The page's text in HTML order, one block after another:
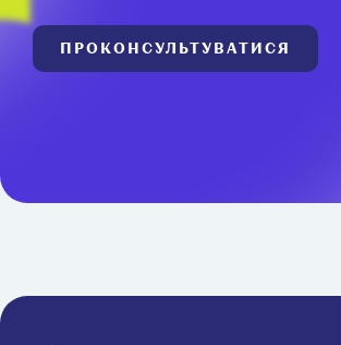
ПРОКОНСУЛЬТУВАТИСЯ